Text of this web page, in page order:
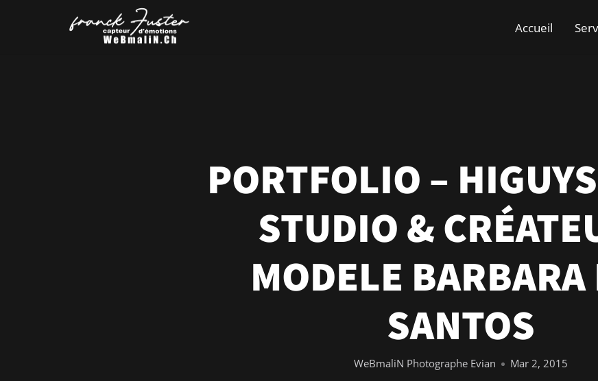
Accueil
PORTFOLIO –
STUDIO &
MODELE BARBARA
SANTOS
WeBmaliN Photographe Evian Mar 2, 2015